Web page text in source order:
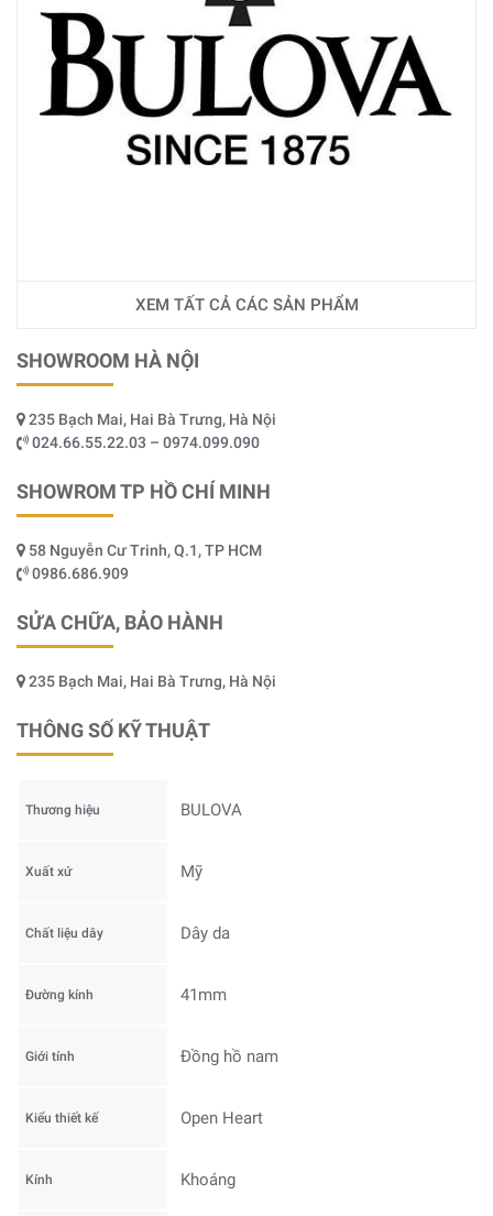
XEM TẤT CẢ CÁC SẢN PHẨM
SHOWROOM HÀ NỘI
235 Bạch Mai, Hai Bà Trưng, Hà Nội
024.66.55.22.03 – 0974.099.090
SHOWROM TP HỒ CHÍ MINH
58 Nguyễn Cư Trinh, Q.1, TP HCM
0986.686.909
SỬA CHỮA, BẢO HÀNH
235 Bạch Mai, Hai Bà Trưng, Hà Nội
THÔNG SỐ KỸ THUẬT
Thương hiệu BULOVA
Xuất xứ Mỹ
Chất liệu dây Dây da
Đường kính 41mm
Giới tính Đồng hồ nam
Kiểu thiết kế Open Heart
Kính Khoáng